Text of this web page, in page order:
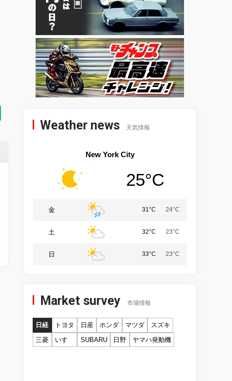
Weather news 天気情報
New York City
25°C
金 31°C 24°C
土 32°C 23°C
日 33°C 23°C
Market survey 市場情報
日経 トヨタ 日産 ホンダ マツダ
スズキ
三菱
いすゞ SUBARU 日野 ヤマハ発動機